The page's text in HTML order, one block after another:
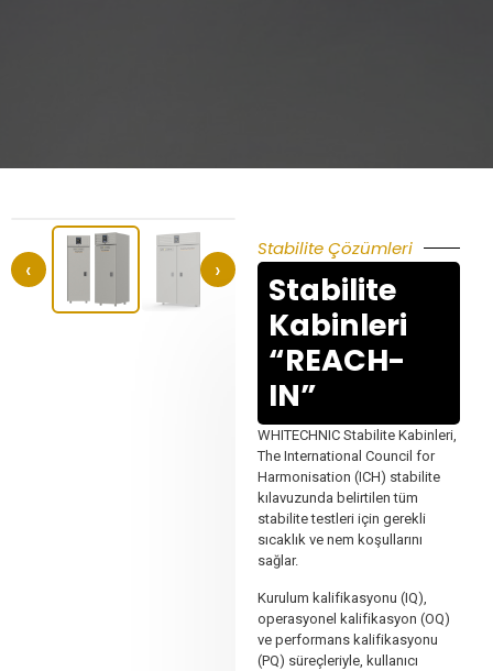
‹ ›
Stabilite Çözümleri
Stabilite
Kabinleri
“REACH-
IN”
WHITECHNIC Stabilite Kabinleri,
The International Council for
Harmonisation (ICH) stabilite
kılavuzunda belirtilen tüm
stabilite testleri için gerekli
sıcaklık ve nem koşullarını
sağlar.
Kurulum kalifikasyonu (IQ),
operasyonel kalifikasyon (OQ)
ve performans kalifikasyonu
(PQ) süreçleriyle, kullanıcı